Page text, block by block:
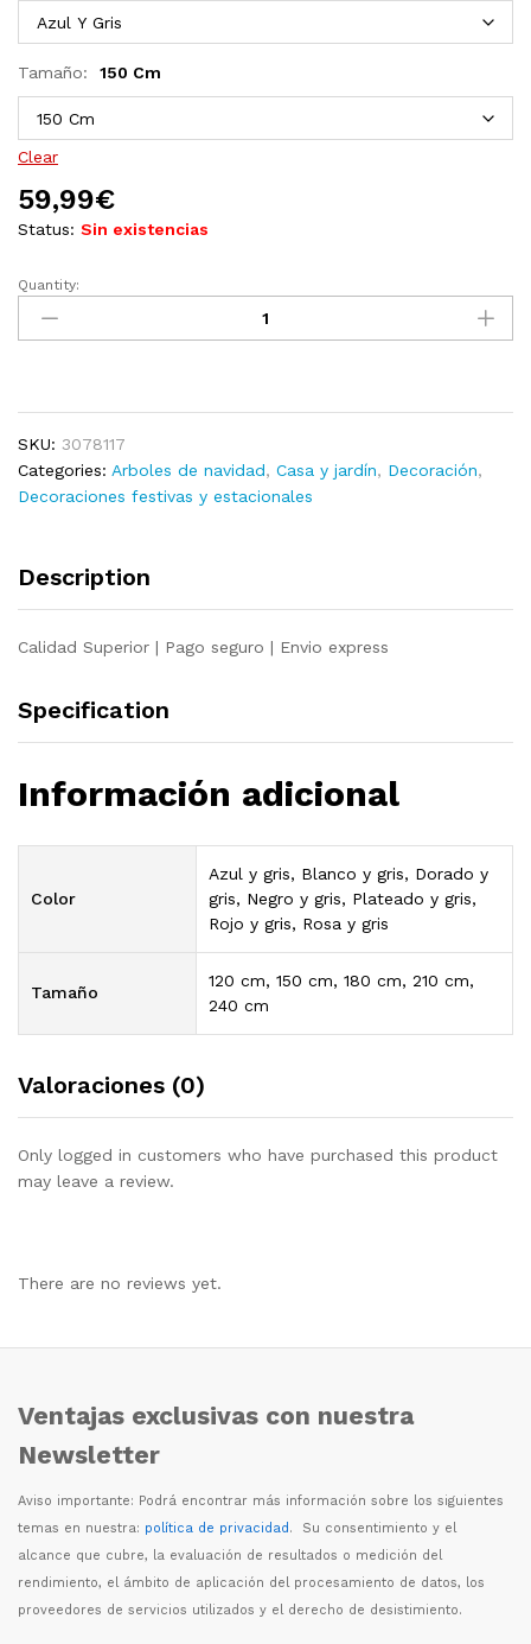
Tamaño: 150 Cm
Clear
59,99€
Status: Sin existencias
Set
árbol
con
LED
y
120
Quantity:
SKU: 3078117
Categories: Arboles de navidad, Casa y jardín, Decoración,
Decoraciones festivas y estacionales
Description
Calidad Superior | Pago seguro | Envio express
Specification
Información adicional
Color
Azul y gris, Blanco y gris, Dorado y
gris, Negro y gris, Plateado y gris,
Rojo y gris, Rosa y gris
Tamaño
120 cm, 150 cm, 180 cm, 210 cm,
240 cm
Valoraciones (0)
Only logged in customers who have purchased this product
may leave a review.
There are no reviews yet.
Ventajas exclusivas con nuestra
Newsletter
Aviso importante: Podrá encontrar más información sobre los siguientes
temas en nuestra: política de privacidad. Su consentimiento y el
alcance que cubre, la evaluación de resultados o medición del
rendimiento, el ámbito de aplicación del procesamiento de datos, los
proveedores de servicios utilizados y el derecho de desistimiento.